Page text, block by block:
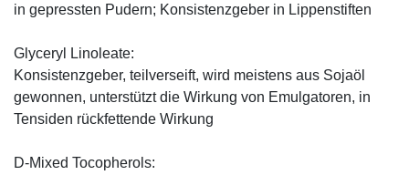
in gepressten Pudern; Konsistenzgeber in Lippenstiften
Glyceryl Linoleate:
Konsistenzgeber, teilverseift, wird meistens aus Sojaöl
gewonnen, unterstützt die Wirkung von Emulgatoren, in
Tensiden rückfettende Wirkung
D-Mixed Tocopherols: